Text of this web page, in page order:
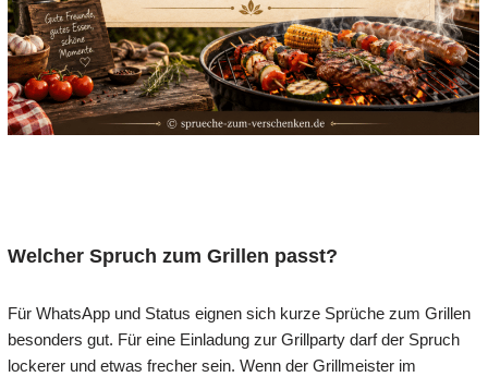
Welcher Spruch zum Grillen passt?
Für WhatsApp und Status eignen sich kurze Sprüche zum Grillen
besonders gut. Für eine Einladung zur Grillparty darf der Spruch
lockerer und etwas frecher sein. Wenn der Grillmeister im